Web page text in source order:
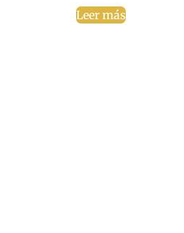
Leer más